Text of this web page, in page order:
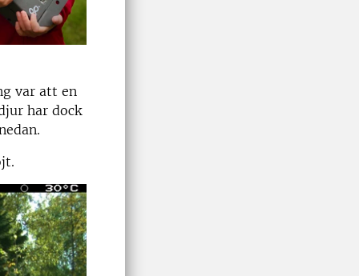
var att en
har dock